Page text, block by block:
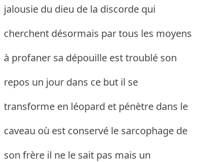
jalousie du dieu de la discorde qui
cherchent désormais par tous les moyens
à profaner sa dépouille est troublé son
repos un jour dans ce but il se
transforme en léopard et pénètre dans le
caveau où est conservé le sarcophage de
son frère il ne le sait pas mais un